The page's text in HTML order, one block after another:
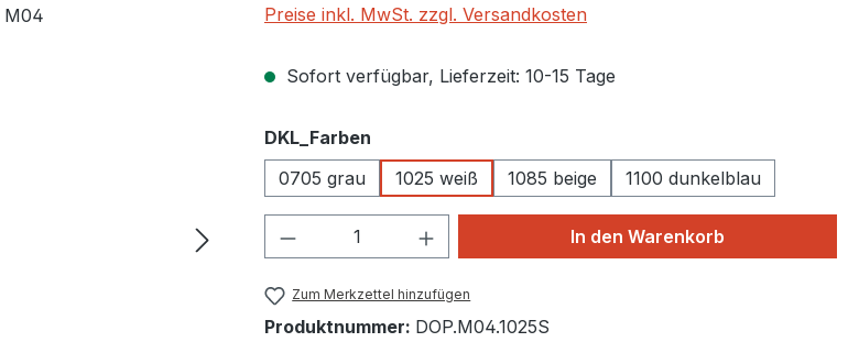
Preise inkl. MwSt. zzgl. Versandkosten
Sofort verfügbar, Lieferzeit: 10-15 Tage
DKL_Farben
0705 grau
1025 weiß 1085 beige 1100 dunkelblau
Produkt Anzahl: Gib den gewünschten Wert
In den Warenkorb
Zum Merkzettel hinzufügen
Produktnummer: DOP.M04.1025S